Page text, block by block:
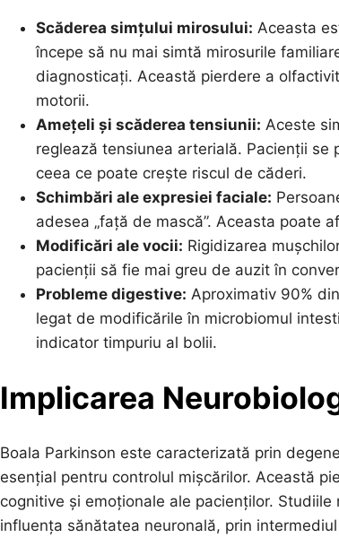
Scăderea simțului mirosului: Aceasta
începe să nu mai simtă mirosurile
diagnosticați. Această pierdere a
motorii.
Amețeli și scăderea tensiunii: Aceste
reglează tensiunea arterială. Pacienții
ceea ce poate crește riscul de căderi.
Schimbări ale expresiei faciale:
adesea „față de mască”. Aceasta poate
Modificări ale vocii: Rigidizarea
pacienții să fie mai greu de auzit în
Probleme digestive: Aproximativ 90%
legat de modificările în microbiomul
indicator timpuriu al bolii.
Implicarea
Boala Parkinson este caracterizată prin
esențial pentru controlul mișcărilor. Această
cognitive și emoționale ale pacienților.
influența sănătatea neuronală, prin